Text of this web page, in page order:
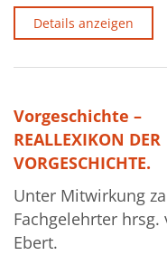
Details anzeigen
Vorgeschichte –
REALLEXIKON DER
VORGESCHICHTE.
Unter Mitwirkung
Fachgelehrter hrsg.
Ebert.